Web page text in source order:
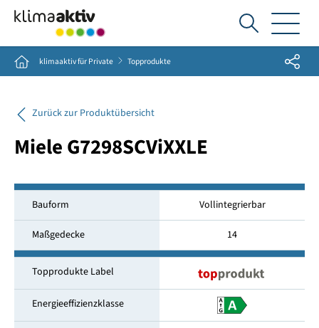
Ich
suche...
Home klimaaktiv für Private Topprodukte Share
Zurück zur Produktübersicht
Miele G7298SCViXXLE
Bauform Vollintegrierbar
Maßgedecke 14
Topprodukte Label
Energieeffizienzklasse